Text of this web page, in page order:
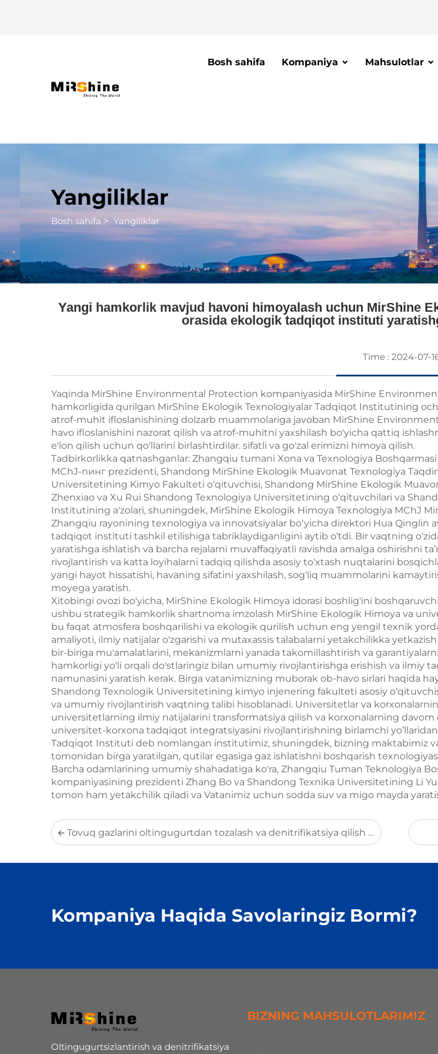
Bosh sahifa Kompaniya Mahsulotlar
Yangiliklar
Bosh sahifa >Yangiliklar
Yangi hamkorlik mavjud havoni himoyalash uchun MirShine
orasida ekologik tadqiqot instituti
Time : 2024-07-
Yaqinda MirShine Environmental Protection kompaniyasida MirShine
hamkorligida qurilgan MirShine Ekologik Texnologiyalar Tadqiqot Institutining
atrof-muhit ifloslanishining dolzarb muammolariga javoban MirShine
havo ifloslanishini nazorat qilish va atrof-muhitni yaxshilash bo'yicha qattiq
e'lon qilish uchun qo'llarini birlashtirdilar. sifatli va go'zal erimizni himoya qilish.
Tadbirkorlikka qatnashganlar: Zhangqiu tumani Xona va Texnologiya
MChJ-nинг prezidenti, Shandong MirShine Ekologik Muavonat Texnologiya
Universitetining Kimyo Fakulteti o‘qituvchisi, Shandong MirShine Ekologik
Zhenxiao va Xu Rui Shandong Texnologiya Universitetining o‘qituvchilari va
Institutining a'zolari, shuningdek, MirShine Ekologik Himoya Texnologiya MChJ
Zhangqiu rayonining texnologiya va innovatsiyalar bo‘yicha direktori Hua Qinglin
tadqiqot instituti tashkil etilishiga tabriklaydiganligini aytib o‘tdi. Bir vaqtning
yaratishga ishlatish va barcha rejalarni muvaffaqiyatli ravishda amalga oshirishni
rivojlantirish va katta loyihalarni tadqiq qilishda asosiy to‘xtash nuqtalarini
yangi hayot hissatishi, havaning sifatini yaxshilash, sog‘liq muammolarini
moyega yaratish.
Xitobingi ovozi bo'yicha, MirShine Ekologik Himoya idorasi boshlig'ini
ushbu strategik hamkorlik shartnoma imzolash MirShine Ekologik Himoya va
bu faqat atmosfera boshqarilishi va ekologik qurilish uchun eng yengil texnik
amaliyoti, ilmiy natijalar o'zgarishi va mutaxassis talabalarni yetakchilikka
bir-biriga mu'amalatlarini, mekanizmlarni yanada takomillashtirish va
hamkorligi yo'li orqali do'stlaringiz bilan umumiy rivojlantirishga erishish va ilmiy
namunasini yaratish kerak. Birga vatanimizning muborak ob-havo sirlari haqida
Shandong Texnologik Universitetining kimyo injenering fakulteti asosiy
va umumiy rivojlantirish vaqtning talibi hisoblanadi. Universitetlar va
universitetlarning ilmiy natijalarini transformatsiya qilish va korxonalarning
universitet-korxona tadqiqot integratsiyasini rivojlantirishning birlamchi
Tadqiqot Instituti deb nomlangan institutimiz, shuningdek, bizning maktabimiz
tomonidan birga yaratilgan, qutilar egasiga gaz ishlatishni boshqarish
Barcha odamlarining umumiy shahadatiga ko'ra, Zhangqiu Tuman Teknologiya
kompaniyasining prezidenti Zhang Bo va Shandong Texnika Universitetining Li
tomon ham yetakchilik qiladi va Vatanimiz uchun sodda suv va migo mayda
Tovuq gazlarini oltingugurtdan tozalash va denitrifikatsiya qilish bo'yicha atrof muhitni muhofaza qilish loyihalarini amalga oshirish va saqlash
Kompaniya Haqida Savolaringiz Bormi?
Oltingugurtsizlantirish va denitrifikatsiya
BIZNING MAHSULOTLARIMIZ